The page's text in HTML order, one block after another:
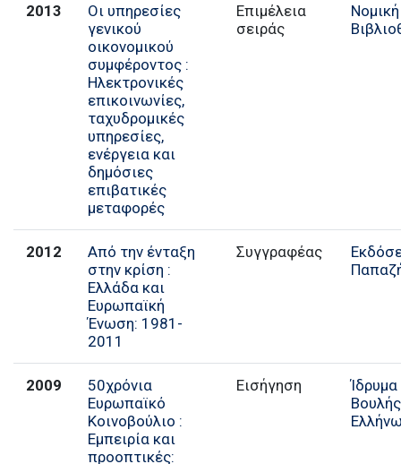
2013
Οι υπηρεσίες
γενικού
οικονομικού
συμφέροντος :
Ηλεκτρονικές
επικοινωνίες,
ταχυδρομικές
υπηρεσίες,
ενέργεια και
δημόσιες
επιβατικές
μεταφορές
Επιμέλεια
σειράς
Νομική
2012
Από την ένταξη
στην κρίση :
Ελλάδα και
Ευρωπαϊκή
Ένωση: 1981-
2011
Συγγραφέας
2009
50χρόνια
Ευρωπαϊκό
Κοινοβούλιο :
Εμπειρία και
προοπτικές:
Εισήγηση